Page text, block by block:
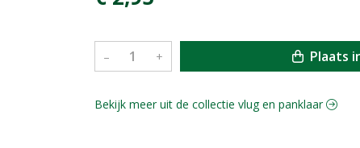
– + Plaats
Bekijk meer uit de collectie vlug en panklaar